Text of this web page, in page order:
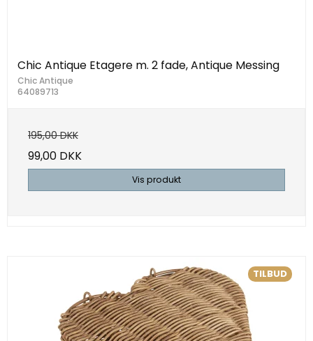
Chic Antique Etagere m. 2 fade, Antique Messing
Chic Antique
64089713
195,00 DKK
99,00 DKK
Vis produkt
TILBUD